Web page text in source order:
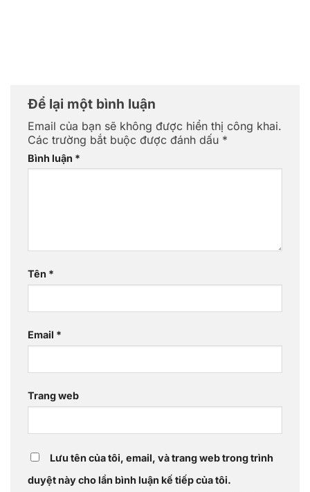
Để lại một bình luận
Email của bạn sẽ không được hiển thị công khai.
Các trường bắt buộc được đánh dấu *
Bình luận *
Tên *
Email *
Trang web
Lưu tên của tôi, email, và trang web trong trình
duyệt này cho lần bình luận kế tiếp của tôi.